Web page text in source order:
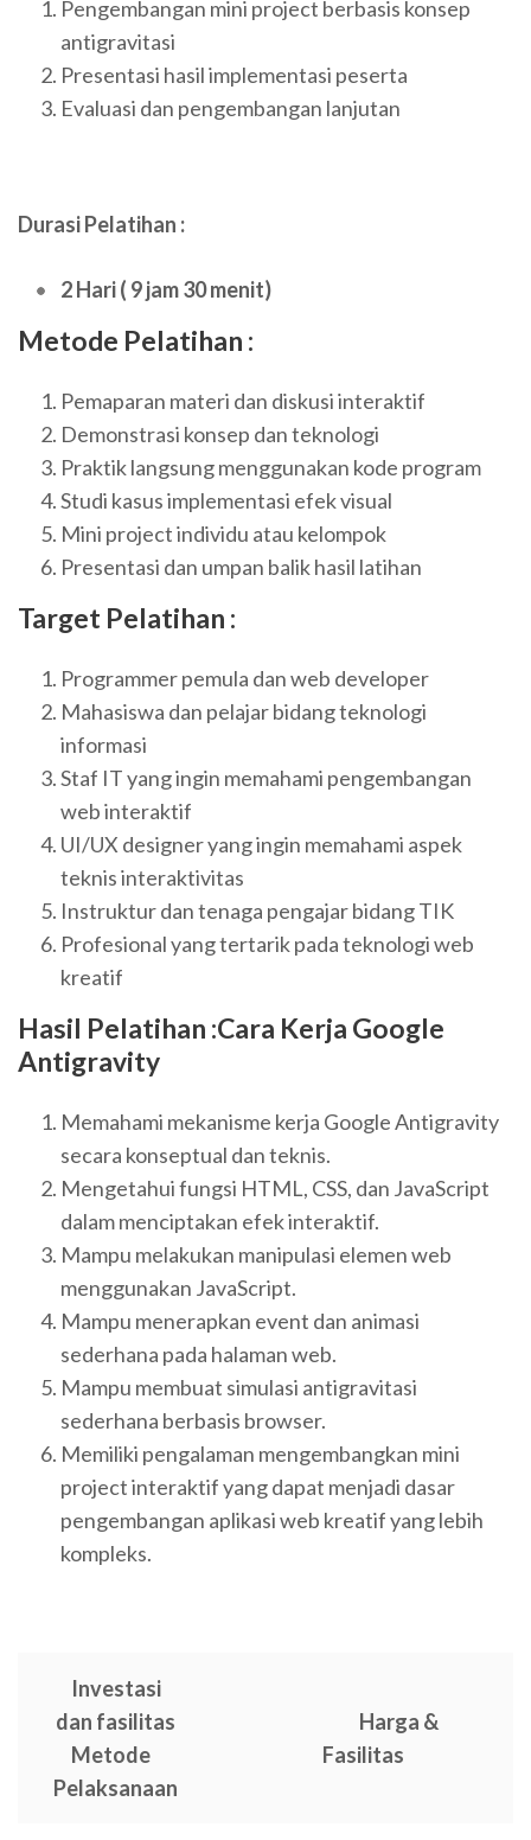
Pengembangan mini project berbasis konsep
antigravitasi
Presentasi hasil implementasi peserta
Evaluasi dan pengembangan lanjutan
Durasi Pelatihan :
2 Hari ( 9 jam 30 menit)
Metode Pelatihan :
Pemaparan materi dan diskusi interaktif
Demonstrasi konsep dan teknologi
Praktik langsung menggunakan kode program
Studi kasus implementasi efek visual
Mini project individu atau kelompok
Presentasi dan umpan balik hasil latihan
Target Pelatihan :
Programmer pemula dan web developer
Mahasiswa dan pelajar bidang teknologi
informasi
Staf IT yang ingin memahami pengembangan
web interaktif
UI/UX designer yang ingin memahami aspek
teknis interaktivitas
Instruktur dan tenaga pengajar bidang TIK
Profesional yang tertarik pada teknologi web
kreatif
Hasil Pelatihan :Cara Kerja Google
Antigravity
Memahami mekanisme kerja Google Antigravity
secara konseptual dan teknis.
Mengetahui fungsi HTML, CSS, dan JavaScript
dalam menciptakan efek interaktif.
Mampu melakukan manipulasi elemen web
menggunakan JavaScript.
Mampu menerapkan event dan animasi
sederhana pada halaman web.
Mampu membuat simulasi antigravitasi
sederhana berbasis browser.
Memiliki pengalaman mengembangkan mini
project interaktif yang dapat menjadi dasar
pengembangan aplikasi web kreatif yang lebih
kompleks.
Investasi
dan fasilitas
Metode
Pelaksanaan
Harga &
Fasilitas